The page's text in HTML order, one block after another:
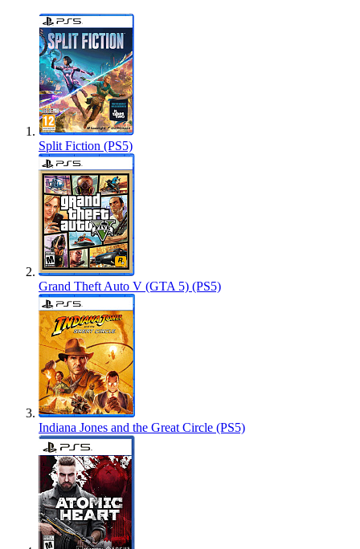
Split Fiction (PS5)
Grand Theft Auto V (GTA 5) (PS5)
Indiana Jones and the Great Circle (PS5)